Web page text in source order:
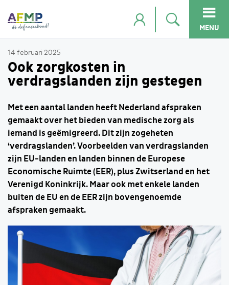
MENU
14 februari 2025
Ook zorgkosten in
verdragslanden zijn gestegen
Met een aantal landen heeft Nederland afspraken
gemaakt over het bieden van medische zorg als
iemand is geëmigreerd. Dit zijn zogeheten
‘verdragslanden’. Voorbeelden van verdragslanden
zijn EU-landen en landen binnen de Europese
Economische Ruimte (EER), plus Zwitserland en het
Verenigd Koninkrijk. Maar ook met enkele landen
buiten de EU en de EER zijn bovengenoemde
afspraken gemaakt.